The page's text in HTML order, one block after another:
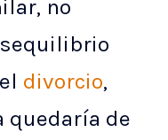
no
divorcio,
quedaría de